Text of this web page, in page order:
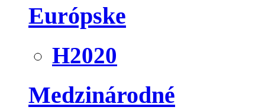
Európske
H2020
Medzinárodné